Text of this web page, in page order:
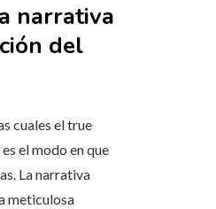
narrativa
del
cuales el true
el modo en que
La narrativa
meticulosa